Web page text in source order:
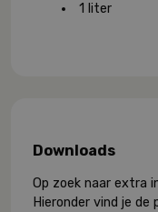
1 liter
Downloads
Op zoek naar extra
Hieronder vind je de